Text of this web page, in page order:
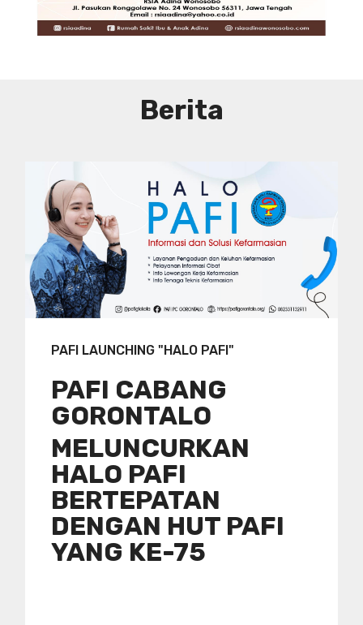
BROSUR
Berita
PAFI LAUNCHING "HALO PAFI"
PAFI CABANG
GORONTALO
MELUNCURKAN
HALO PAFI
BERTEPATAN
DENGAN HUT PAFI
YANG KE-75